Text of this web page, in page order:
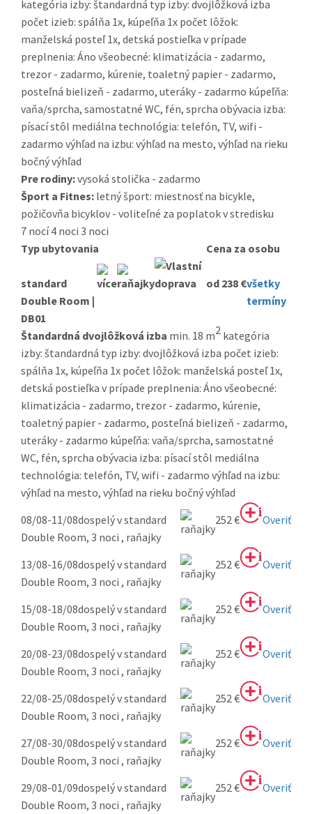
kategória izby: štandardná typ izby: dvojlôžková izba
počet izieb: spálňa 1x, kúpeľňa 1x počet lôžok:
manželská posteľ 1x, detská postieľka v prípade
preplnenia: Áno všeobecné: klimatizácia - zadarmo,
trezor - zadarmo, kúrenie, toaletný papier - zadarmo,
posteľná bielizeň - zadarmo, uteráky - zadarmo kúpeľňa:
vaňa/sprcha, samostatné WC, fén, sprcha obývacia izba:
písací stôl mediálna technológia: telefón, TV, wifi -
zadarmo výhľad na izbu: výhľad na mesto, výhľad na rieku
bočný výhľad
Pre rodiny:vysoká stolička - zadarmo
Šport a Fitnes: letný šport: miestnosť na bicykle,
požičovňa bicyklov - voliteľné za poplatok v stredisku
7 nocí4 noci 3 noci
Typ ubytovania
Cena za osobu
standard
Double Room |
DB01
od 238 €všetky
termíny
Štandardná dvojlôžková izba min. 18 m2 kategória
izby: štandardná typ izby: dvojlôžková izba počet izieb:
spálňa 1x, kúpeľňa 1x počet lôžok: manželská posteľ 1x,
detská postieľka v prípade preplnenia: Áno všeobecné:
klimatizácia - zadarmo, trezor - zadarmo, kúrenie,
toaletný papier - zadarmo, posteľná bielizeň - zadarmo,
uteráky - zadarmo kúpeľňa: vaňa/sprcha, samostatné
WC, fén, sprcha obývacia izba: písací stôl mediálna
technológia: telefón, TV, wifi - zadarmo výhľad na izbu:
výhľad na mesto, výhľad na rieku bočný výhľad
08/08-11/08dospelý v standard
Double Room, 3 noci , raňajky
252 € Overiť
13/08-16/08dospelý v standard
Double Room, 3 noci , raňajky
252 € Overiť
15/08-18/08dospelý v standard
Double Room, 3 noci , raňajky
252 € Overiť
20/08-23/08dospelý v standard
Double Room, 3 noci , raňajky
252 € Overiť
22/08-25/08dospelý v standard
Double Room, 3 noci , raňajky
252 € Overiť
27/08-30/08dospelý v standard
Double Room, 3 noci , raňajky
252 € Overiť
29/08-01/09dospelý v standard
Double Room, 3 noci , raňajky
252 € Overiť